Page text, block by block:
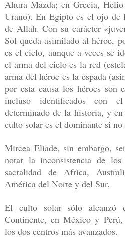
Ahura Mazda; en Grecia, Helio
Urano). En Egipto es el ojo de
de Allah. Con su carácter
Sol quedaasimilado al héroe,
es el cielo, aunque a veces se
el arma del cielo es la red
arma del héroe es la espada
por esta causa los héroes son
incluso identificadoscon
determinado de la historia, y
culto solar es el dominante si no
Mircea Eliade, sin embargo,
notar la inconsistencia de
sacralidad de Africa,
América del Norte y del Sur.
El culto solar sólo alcanzó
Continente, enMéxico y Perú,
los dos centros más avanzados.